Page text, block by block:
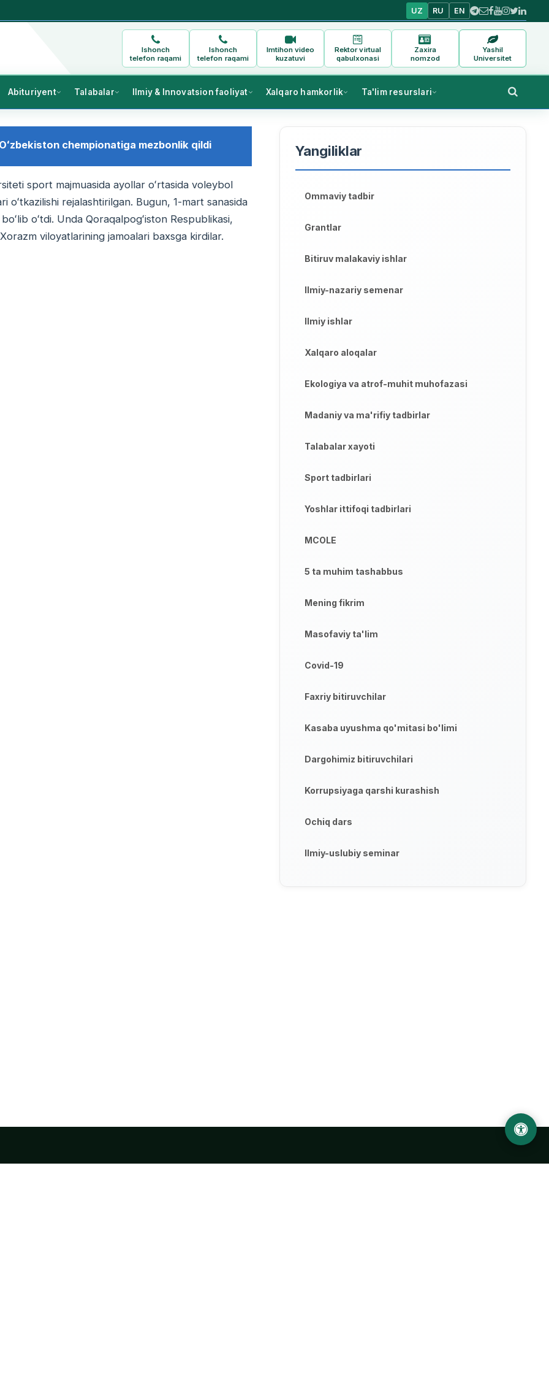
UZ RU EN
Ishonch
telefon raqami
Ishonch
telefon raqami
Imtihon video
kuzatuvi
Rektor virtual
qabulxonasi
Zaxira
nomzod
Yashil
Universitet
Abituriyent Talabalar Ilmiy & Innovatsion faoliyat Xalqaro hamkorlik Ta'lim resurslari
chempionatiga mezbonlik qildi
sport majmuasida ayollar oʻrtasida voleybol
oʻtkazilishi rejalashtirilgan. Bugun, 1-mart sanasida
oʻtdi. Unda Qoraqalpogʻiston Respublikasi,
viloyatlarining jamoalari baxsga kirdilar.
Yangiliklar
Ommaviy tadbir
Grantlar
Bitiruv malakaviy ishlar
Ilmiy-nazariy semenar
Ilmiy ishlar
Xalqaro aloqalar
Ekologiya va atrof-muhit muhofazasi
Madaniy va ma'rifiy tadbirlar
Talabalar xayoti
Sport tadbirlari
Yoshlar ittifoqi tadbirlari
MCOLE
5 ta muhim tashabbus
Mening fikrim
Masofaviy ta'lim
Covid-19
Faxriy bitiruvchilar
Kasaba uyushma qo'mitasi bo'limi
Dargohimiz bitiruvchilari
Korrupsiyaga qarshi kurashish
Ochiq dars
Ilmiy-uslubiy seminar